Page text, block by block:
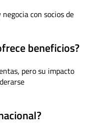
con socios de
beneficios?
pero su impacto